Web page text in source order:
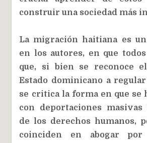
construir una sociedad más
La migración haitiana es
en los autores, en que
que, si bien se reconoce
Estado dominicano a
se critica la forma en que se
con deportaciones
de los derechos humanos,
coinciden en abogar